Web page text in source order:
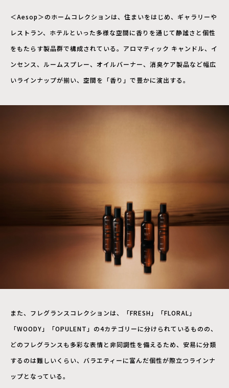
＜Aesop＞のホームコレクションは、住まいをはじめ、ギャラリーや
レストラン、ホテルといった多様な空間に香りを通じて静謐さと個性
をもたらす製品群で構成されている。アロマティック キャンドル、イ
ンセンス、ルームスプレー、オイルバーナー、消臭ケア製品など幅広
いラインナップが揃い、空間を「香り」で豊かに演出する。
また、フレグランスコレクションは、「FRESH」「FLORAL」
「WOODY」「OPULENT」の4カテゴリーに分けられているものの、
どのフレグランスも多彩な表情と非同調性を備えるため、安易に分類
するのは難しいくらい、バラエティーに富んだ個性が際立つラインナ
ップとなっている。